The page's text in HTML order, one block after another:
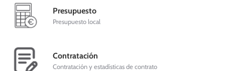
Presupuesto
Presupuesto local
Contratación
Contratación y estadísticas de contrato